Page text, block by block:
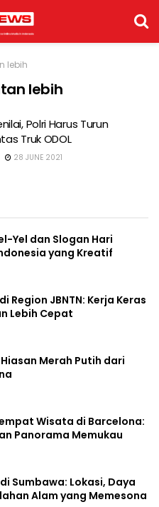
lebih
lebih
Polri Harus Turun
Truk ODOL
28 JUNE 2021
Yel dan Slogan Hari
yang Kreatif
Region JBNTN: Kerja Keras
Lebih Cepat
Merah Putih dari
Wisata di Barcelona:
Panorama Memukau
Sumbawa: Lokasi, Daya
Alam yang Memesona